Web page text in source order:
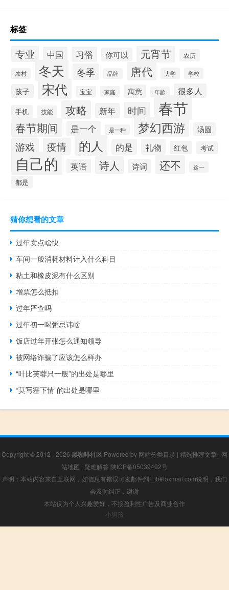
标签
专业 中国 习俗 你可以 元宵节 农历
农村 冬天 冬季 品牌 唐代 大学 学校
孩子 宋代 宝宝 家庭 寓意 年龄 很多人
手机 技能 攻略 新年 时间 春节
春节期间 是一个 是一种 梦幻西游 汤圆
游戏 疫情 的人 的是 礼物 红包 考试
自己的 英语 诗人 诗词 还不 这一
都是
猜你想看的文章
过年卖点啥快
车间一般消耗材料计入什么科目
粘土和橡皮泥有什么区别
增票怎么抵扣
过年严查吗
过年初一喝粥忌讳啥
饭店过年开张怎么通知领导
被网络诈骗了应该怎么样办
“叶比芙蓉只一般”的出处是哪里
“莫写塞下情”的出处是哪里
Copyright © 2012 - 2026 黑咖啡社区 Powered by 网站分类目录 | 精选推荐文章 | 网
站地图 | 疑难解答 陕ICP备05039492号
声明：本站内容来自互联网，如信息有错误可发邮件到f_fb#foxmail.com说明，我们
会及时纠正，谢谢
本站仅为个人兴趣爱好，不接盈利性广告及商业合作
小男孩